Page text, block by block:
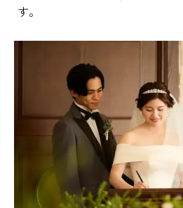
す。